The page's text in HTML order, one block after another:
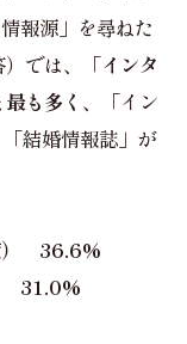
報源」を尋ねた
では、
「インタ
も多く 、「イン
結婚情報誌」が
） 36.6%
31.0%